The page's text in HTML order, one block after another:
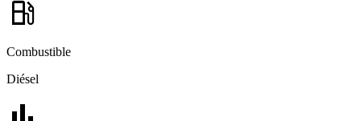
local_gas_station
Combustible
Diésel